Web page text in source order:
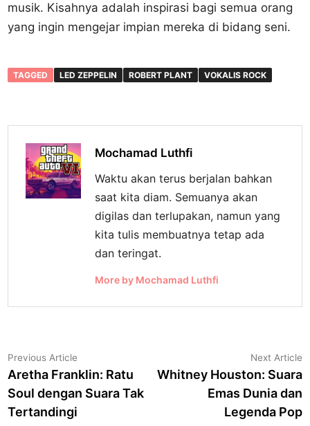
musik. Kisahnya adalah inspirasi bagi semua orang
yang ingin mengejar impian mereka di bidang seni.
TAGGED LED ZEPPELIN ROBERT PLANT VOKALIS ROCK
Mochamad Luthfi
Waktu akan terus berjalan bahkan
saat kita diam. Semuanya akan
digilas dan terlupakan, namun yang
kita tulis membuatnya tetap ada
dan teringat.
More by Mochamad Luthfi
Navigasi
pos
Previous Article
article:
Aretha Franklin: Ratu
Soul dengan Suara Tak
Tertandingi
Next Article
Whitney Houston: Suara
Emas Dunia dan
Legenda Pop